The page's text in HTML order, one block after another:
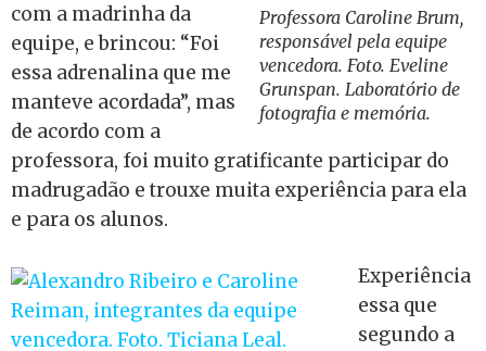
Professora Caroline Brum,
responsável pela equipe
vencedora. Foto. Eveline
Grunspan. Laboratório de
fotografia e memória.
com a madrinha da
equipe, e brincou: “Foi
essa adrenalina que me
manteve acordada”, mas
de acordo com a
professora, foi muito gratificante participar do
madrugadão e trouxe muita experiência para ela
e para os alunos.
Experiência
essa que
segundo a